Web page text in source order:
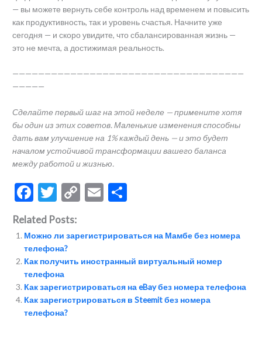
— вы можете вернуть себе контроль над временем и повысить
как продуктивность, так и уровень счастья. Начните уже
сегодня — и скоро увидите, что сбалансированная жизнь —
это не мечта, а достижимая реальность.
————————————————————————————————————
—————
Сделайте первый шаг на этой неделе — примените хотя
бы один из этих советов. Маленькие изменения способны
дать вам улучшение на 1% каждый день — и это будет
началом устойчивой трансформации вашего баланса
между работой и жизнью.
F
ac
e
b
o
o
k
T
w
itt
er
C
p
Li
n
k
E
ai
l
р
в
и
ть
Related Posts:
Можно ли зарегистрироваться на Мамбе без номера
телефона?
Как получить иностранный виртуальный номер
телефона
Как зарегистрироваться на eBay без номера телефона
Как зарегистрироваться в Steemit без номера
телефона?